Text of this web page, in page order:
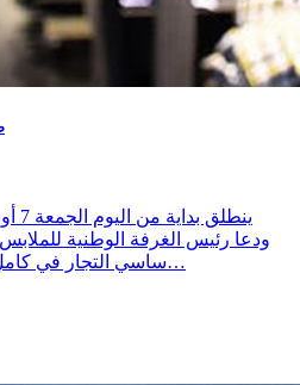
ودعا رئيس الغرفة الوطنية
ساسي التجار في كامل تراب الجهورية إلى الانخراط…